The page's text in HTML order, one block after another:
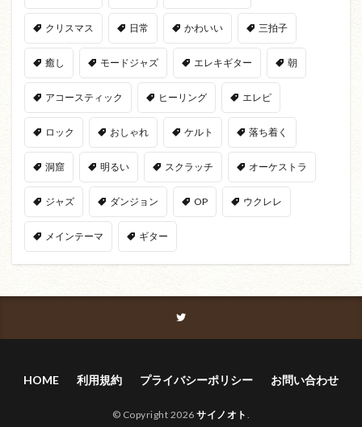
クリスマス 日常 かわいい 三拍子
癒し モードジャズ エレキギター 朝
アコースティック ヒーリング エレピ
ロック おしゃれ ケルト 落ち着く
洞窟 明るい スクラッチ オーケストラ
ジャズ ダンジョン OP ウクレレ
メインテーマ ギター
HOME 利用規約 プライバシーポリシー お問い合わせ
© Copyright 2026サイノオト .